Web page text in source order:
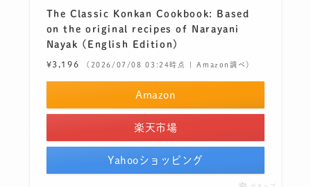
The Classic Konkan Cookbook: Based
on the original recipes of Narayani
Nayak (English Edition)
¥3,196 （2026/07/08 03:24時点 | Amazon調べ）
Amazon
楽天市場
Yahooショッピング